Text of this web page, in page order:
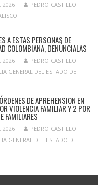
2026
PEDRO CASTILLO
A ESTAS PERSONAS DE
COLOMBIANA, DENÚNCIALAS
2026
PEDRO CASTILLO
GENERAL DEL ESTADO DE
DE APREHENSION EN
VIOLENCIA FAMILIAR Y 2 POR
FAMILIARES
2026
PEDRO CASTILLO
GENERAL DEL ESTADO DE